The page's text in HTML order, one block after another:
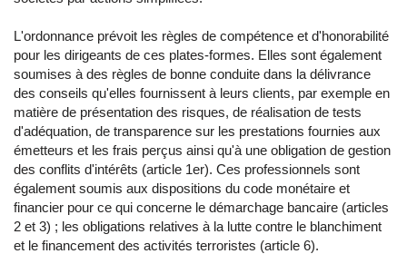
L'ordonnance prévoit les règles de compétence et d'honorabilité
pour les dirigeants de ces plates-formes. Elles sont également
soumises à des règles de bonne conduite dans la délivrance
des conseils qu'elles fournissent à leurs clients, par exemple en
matière de présentation des risques, de réalisation de tests
d'adéquation, de transparence sur les prestations fournies aux
émetteurs et les frais perçus ainsi qu'à une obligation de gestion
des conflits d'intérêts (article 1er). Ces professionnels sont
également soumis aux dispositions du code monétaire et
financier pour ce qui concerne le démarchage bancaire (articles
2 et 3) ; les obligations relatives à la lutte contre le blanchiment
et le financement des activités terroristes (article 6).